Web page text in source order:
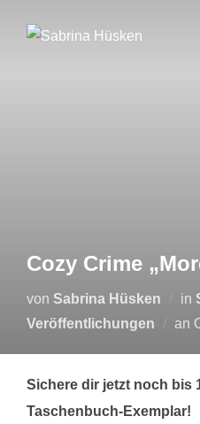
Inhalt
Cozy Crime
von Sabrina Hüsken in
Veröffentlichungen
an
Sichere dir jetzt noch bis
Taschenbuch-Exemplar!